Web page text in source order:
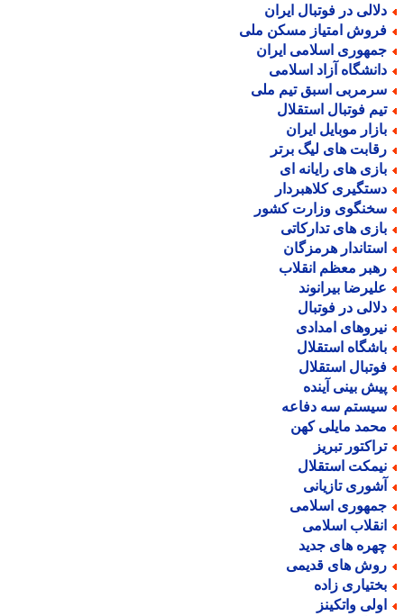
در فوتبال ایران
امتیاز مسکن ملی
اسلامی ایران
آزاد اسلامی
اسبق تیم ملی
فوتبال استقلال
موبایل ایران
های لیگ برتر
های رایانه ای
کلاهبردار
وزارت کشور
های تدارکاتی
هرمزگان
معظم انقلاب
بیرانوند
در فوتبال
امدادی
استقلال
استقلال
بینی آینده
سه دفاعه
مایلی کهن
تبریز
استقلال
تازیانی
اسلامی
اسلامی
های جدید
های قدیمی
زاده
واتکینز